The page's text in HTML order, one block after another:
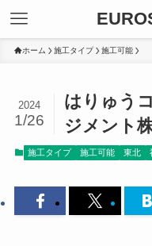
ホーム 施工タイプ 施工可能
はりゅう
ジメント
2024
1/26
施工タイプ 施工可能 東北